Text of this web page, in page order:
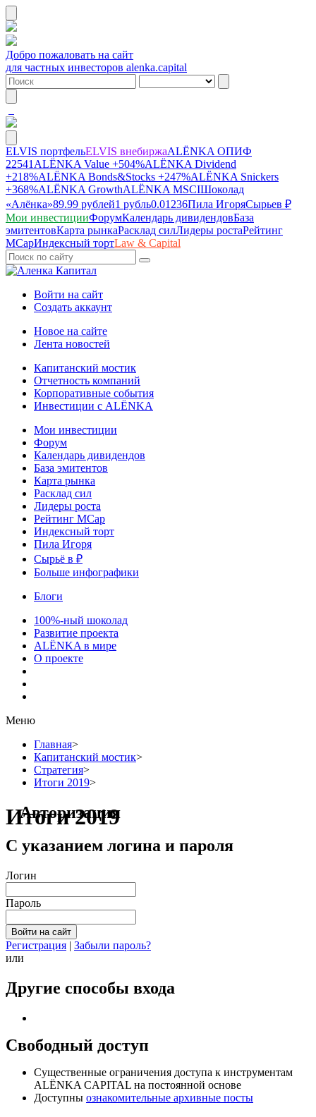
Добро пожаловать на сайт
для частных инвесторов alenka.capital
ELVIS портфельELVIS внебиржаALЁNKA ОПИФ
22541 ALЁNKA Value +504%ALЁNKA Dividend
+218%ALЁNKA Bonds&Stocks +247%ALЁNKA Snickers
+368%ALЁNKA GrowthALЁNKA MSCIШоколад
«Алёнка»89.99 рублей1 рубль0.01236Пила ИгоряСырьев ₽
Мои инвестицииФорумКалендарь дивидендовБаза
эмитентовКарта рынкаРасклад силЛидеры ростаРейтинг
MCapИндексный тортLaw & Capital
Войти на сайт
Создать аккаунт
Новое на сайте
Лента новостей
Капитанский мостик
Отчетность компаний
Корпоративные события
Инвестиции с ALЁNKA
Мои инвестиции
Форум
Календарь дивидендов
База эмитентов
Карта рынка
Расклад сил
Лидеры роста
Рейтинг MCap
Индексный торт
Пила Игоря
Сырьё в ₽
Больше инфографики
Блоги
100%-ный шоколад
Развитие проекта
ALЁNKA в мире
О проекте
Меню
Главная>
Капитанский мостик>
Стратегия>
Итоги 2019>
Итоги 2019
Авторизация
С указанием логина и пароля
Логин
Пароль
Регистрация | Забыли пароль?
или
Другие способы входа
Свободный доступ
Cущественные ограничения доступа к инструментам
ALЁNKA CAPITAL на постоянной основе
Доступны ознакомительные архивные посты